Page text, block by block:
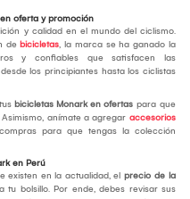
oferta y promoción
y calidad en el mundo del ciclismo.
de bicicletas, la marca se ha ganado la
y confiables que satisfacen las
los principiantes hasta los ciclistas
bicicletas Monark en ofertas para que
anímate a agregar accesorios
para que tengas la colección
en Perú
existen en la actualidad, el precio de la
bolsillo. Por ende, debes revisar sus